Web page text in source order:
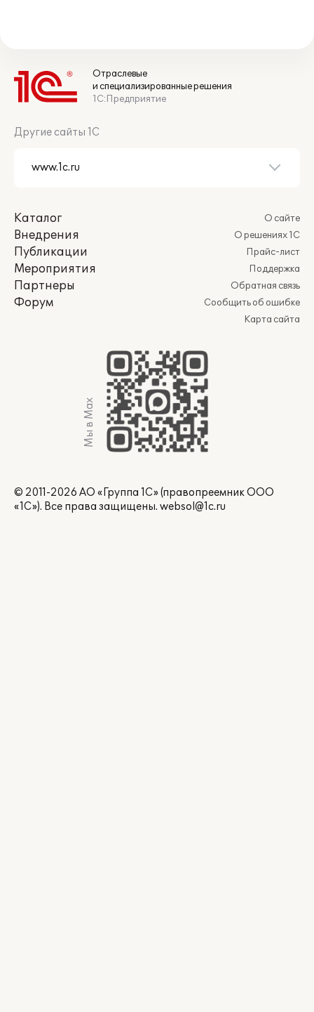
Отраслевые
и специализированные решения
1С:Предприятие
Другие сайты 1С
Каталог
Внедрения
Публикации
Мероприятия
Партнеры
Форум
О сайте
О решениях 1С
Прайс-лист
Поддержка
Обратная связь
Сообщить об ошибке
Карта сайта
Мы в Max
© 2011-2026 АО «Группа 1С» (правопреемник ООО
«1С»). Все права защищены. websol@1c.ru